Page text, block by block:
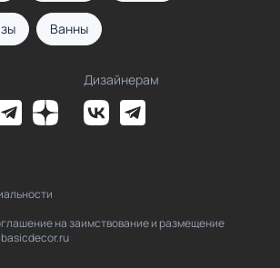
Ванны
Дизайнерам
на заимствование и размещение